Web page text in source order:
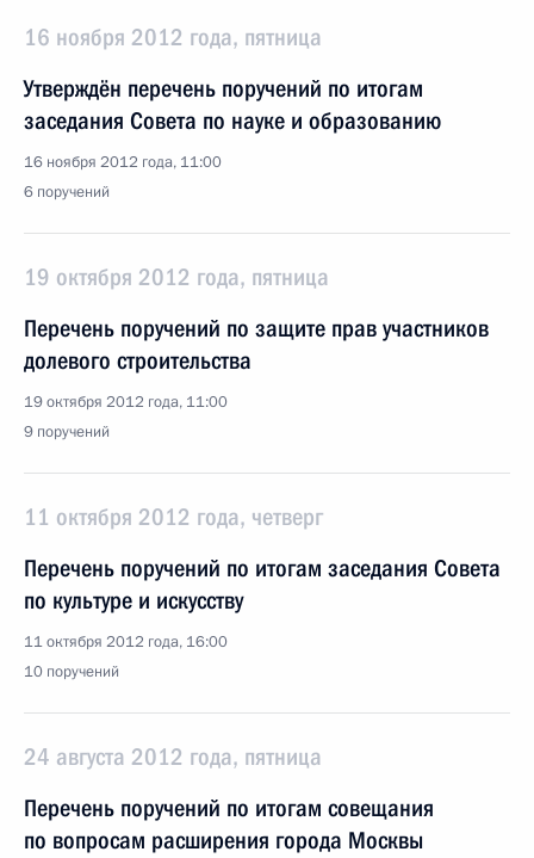
16 ноября 2012 года, пятница
Утверждён перечень поручений по итогам
заседания Совета по науке и образованию
16 ноября 2012 года, 11:00
6 поручений
19 октября 2012 года, пятница
Перечень поручений по защите прав участников
долевого строительства
19 октября 2012 года, 11:00
9 поручений
11 октября 2012 года, четверг
Перечень поручений по итогам заседания Совета
по культуре и искусству
11 октября 2012 года, 16:00
10 поручений
24 августа 2012 года, пятница
Перечень поручений по итогам совещания
по вопросам расширения города Москвы